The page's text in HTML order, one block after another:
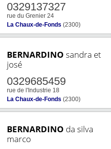
0329137327
rue du Grenier 24
La Chaux-de-Fonds (2300)
BERNARDINO sandra et
josé
0329685459
rue de l'Industrie 18
La Chaux-de-Fonds (2300)
BERNARDINO da silva
marco